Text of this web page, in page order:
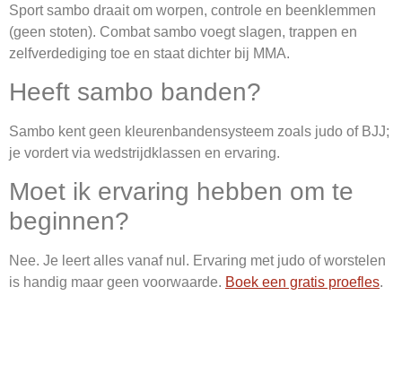
Sport sambo draait om worpen, controle en beenklemmen
(geen stoten). Combat sambo voegt slagen, trappen en
zelfverdediging toe en staat dichter bij MMA.
Heeft sambo banden?
Sambo kent geen kleurenbandensysteem zoals judo of BJJ;
je vordert via wedstrijdklassen en ervaring.
Moet ik ervaring hebben om te
beginnen?
Nee. Je leert alles vanaf nul. Ervaring met judo of worstelen
is handig maar geen voorwaarde. Boek een gratis proefles.